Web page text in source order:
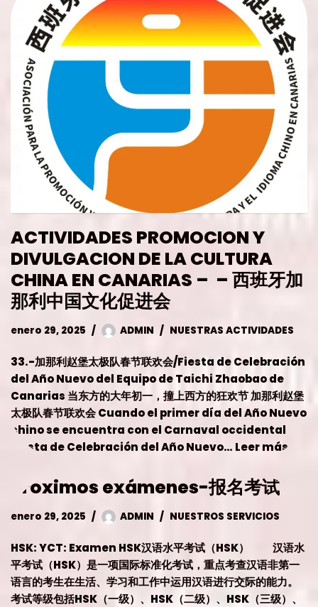
ACTIVIDADES PROMOCION Y
DIVULGACION DE LA CULTURA
CHINA EN CANARIAS – – 西班牙加
那利中国文化促进会
enero 29, 2025 ADMIN NUESTRAS ACTIVIDADES
33.-加那利赵堡太极队春节联欢会/Fiesta de Celebración
del Año Nuevo del Equipo de Taichi Zhaobao de
Canarias 当东方的大年初一，撞上西方的狂欢节 加那利赵堡
太极队春节联欢会 Cuando el primer día del Año Nuevo
chino se encuentra con el Carnaval occidental
Fiesta de Celebración del Año Nuevo… Leer más »
Próximos exámenes-报名考试
enero 29, 2025 ADMIN NUESTROS SERVICIOS
HSK: YCT: Examen HSK汉语水平考试（HSK） 汉语水
平考试（HSK）是一项国际标准化考试，重点考查汉语非第一
语言的考生在生活、学习和工作中运用汉语进行交际的能力。
考试等级包括HSK（一级）、HSK（二级）、HSK（三级）、